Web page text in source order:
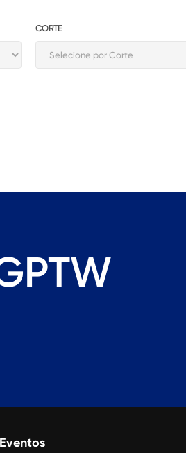
CORTE
Eventos